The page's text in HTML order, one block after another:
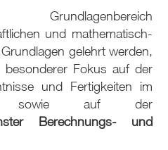
und mathematisch-
gelehrt werden,
besonderer Fokus auf der
und Fertigkeiten im
sowie auf der
Berechnungs- und